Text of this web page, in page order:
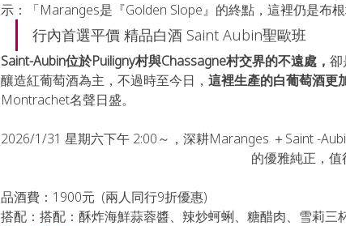
示：「Maranges是『Golden Slope』的終點，這裡仍是布根
行內首選平價 精品白酒 Saint Aubin聖歐班
Saint-Aubin位於Puiligny村與Chassagne村交界的不遠處， 卻
釀造紅葡萄酒為主，不過時至今日， 這裡生產的白葡萄酒更
Montrachet名聲日盛。
2026/1/31 星期六下午 2:00～，深耕Maranges ＋Saint -
品酒費：1900元  (兩人同行9折優惠)
搭配：搭配：酥炸海鮮蒜蓉醬、辣炒蚵蜊、糖醋肉、雪莉三